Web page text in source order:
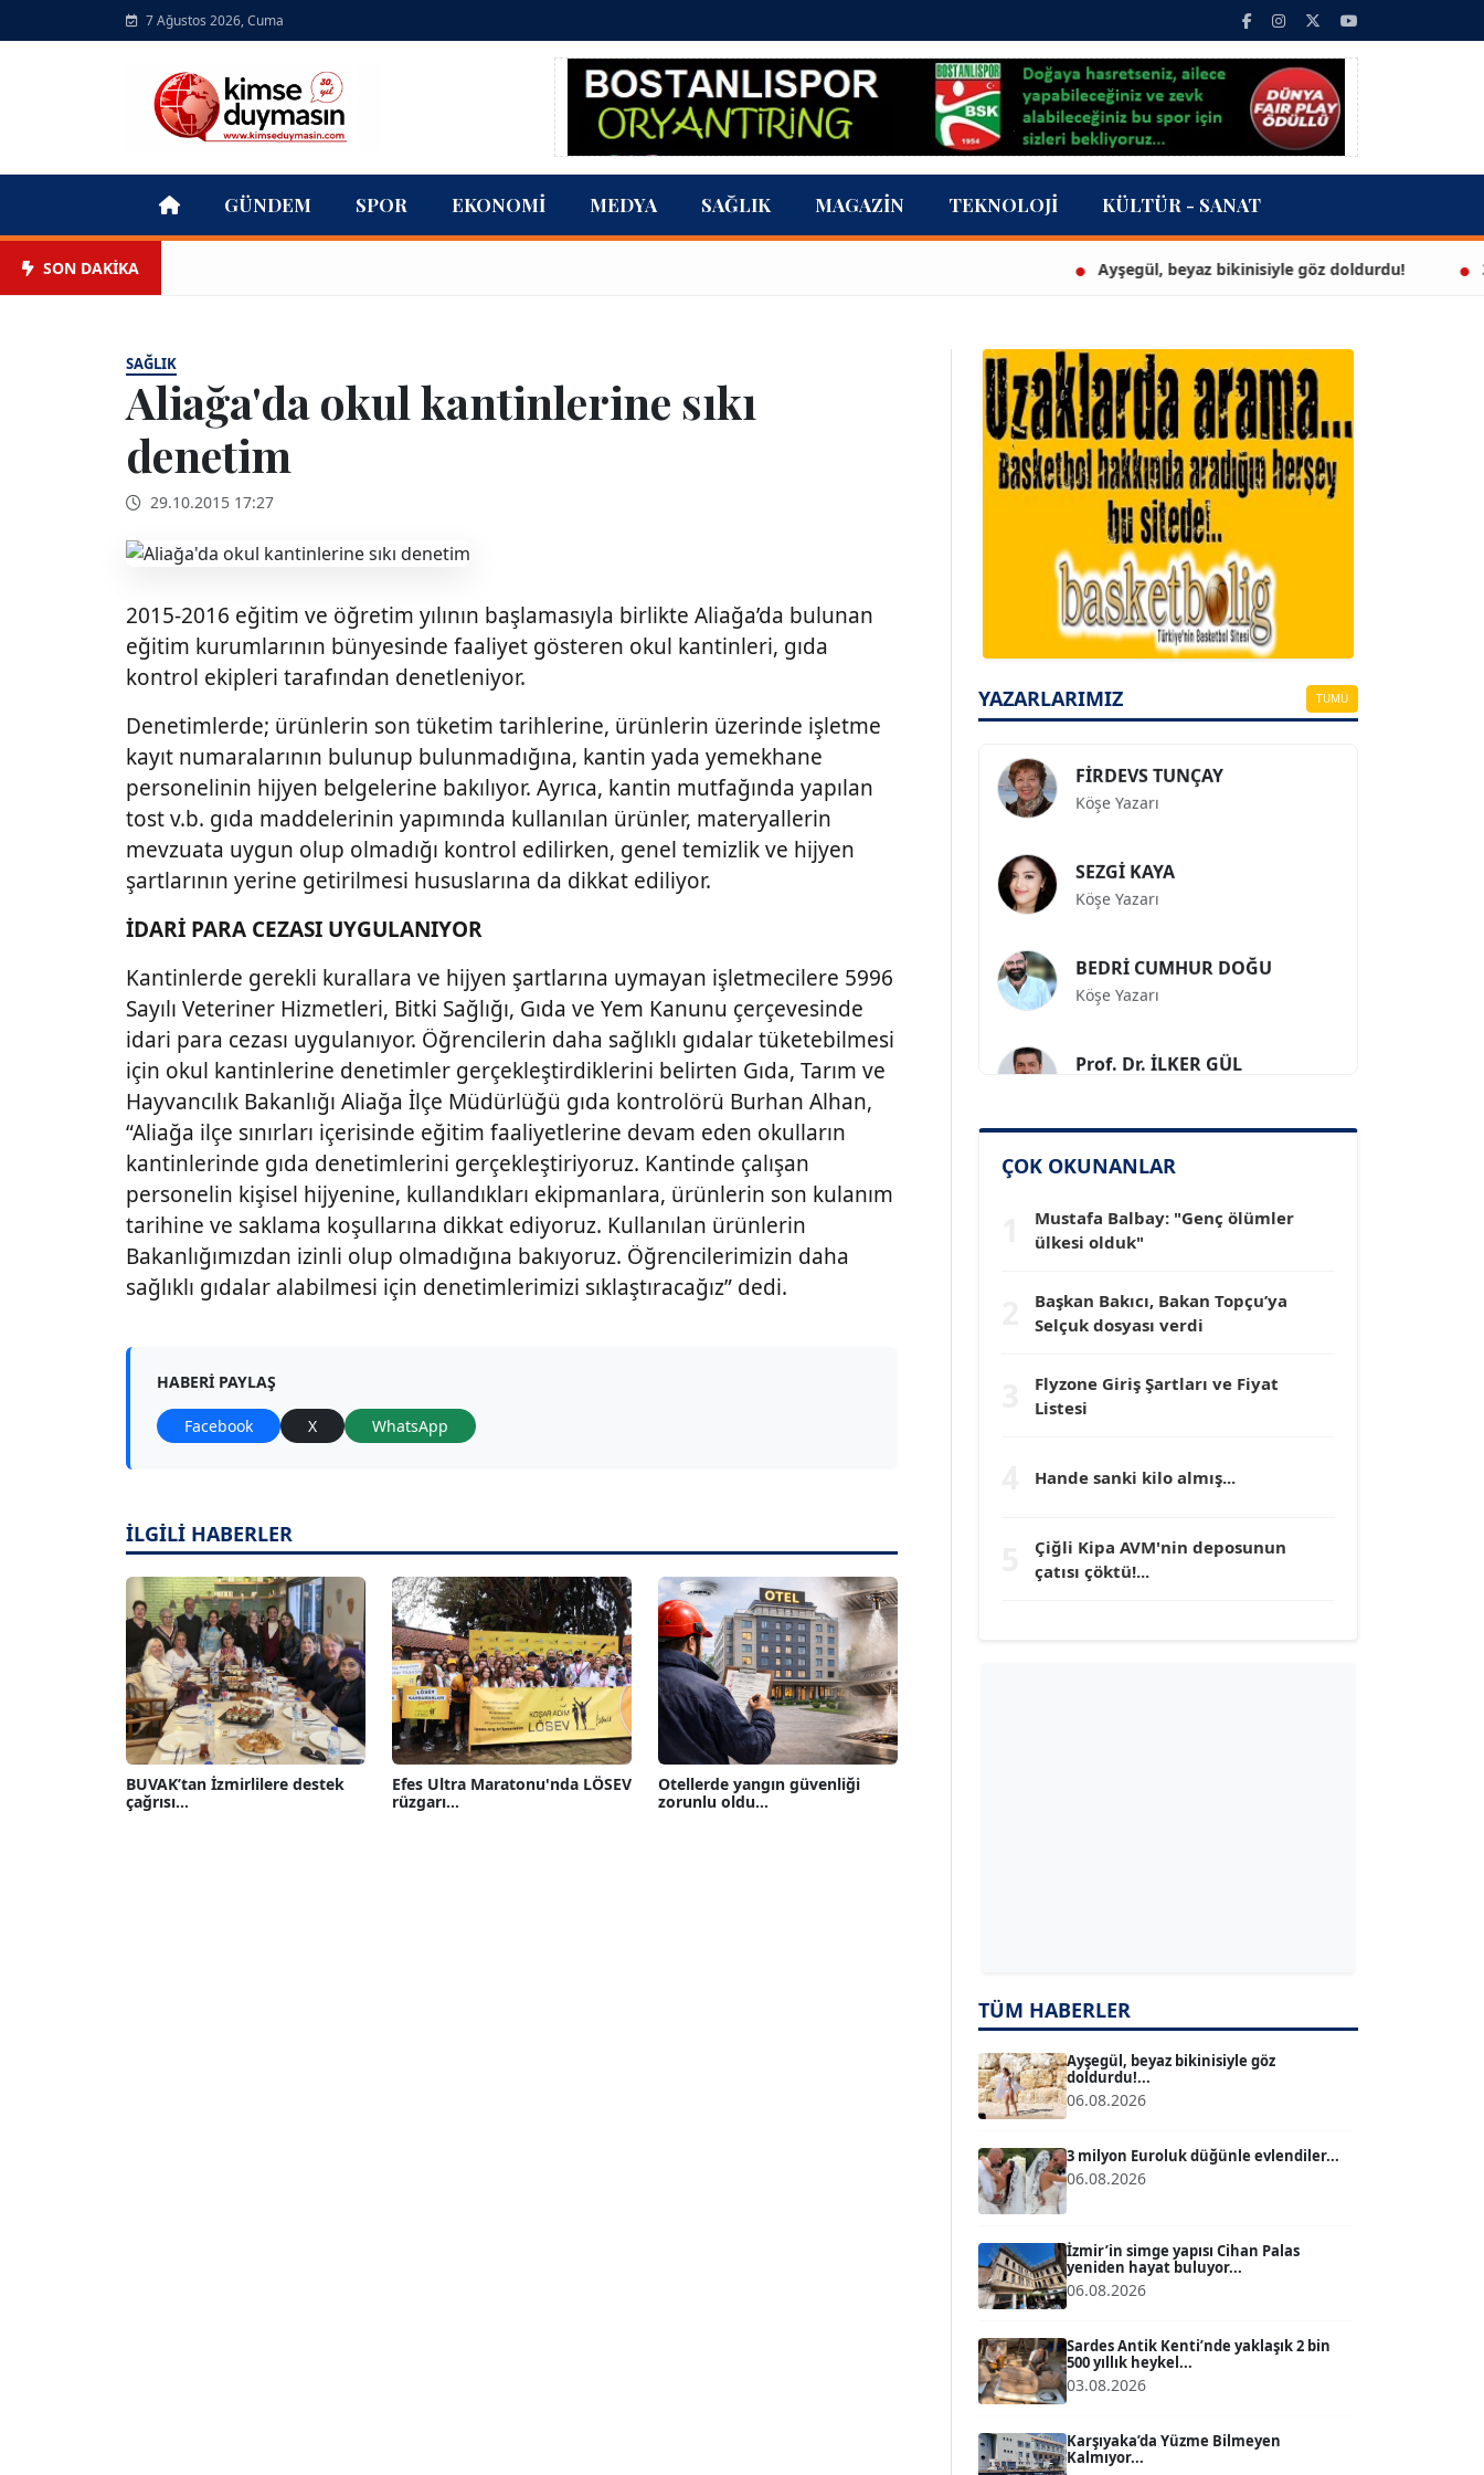
7 Ağustos 2026, Cuma
GÜNDEM SPOR EKONOMI MEDYA SAĞLIK MAGAZIN TEKNOLOJI KÜLTÜR - SANAT
SON DAKİKA Ayşegül, beyaz bikinisiyle göz doldurdu! 3
SAĞLIK
Aliağa'da okul kantinlerine sıkı
denetim
29.10.2015 17:27
2015-2016 eğitim ve öğretim yılının başlamasıyla birlikte Aliağa’da bulunan
eğitim kurumlarının bünyesinde faaliyet gösteren okul kantinleri, gıda
kontrol ekipleri tarafından denetleniyor.
Denetimlerde; ürünlerin son tüketim tarihlerine, ürünlerin üzerinde işletme
kayıt numaralarının bulunup bulunmadığına, kantin yada yemekhane
personelinin hijyen belgelerine bakılıyor. Ayrıca, kantin mutfağında yapılan
tost v.b. gıda maddelerinin yapımında kullanılan ürünler, materyallerin
mevzuata uygun olup olmadığı kontrol edilirken, genel temizlik ve hijyen
şartlarının yerine getirilmesi hususlarına da dikkat ediliyor.
İDARİ PARA CEZASI UYGULANIYOR
Kantinlerde gerekli kurallara ve hijyen şartlarına uymayan işletmecilere 5996
Sayılı Veteriner Hizmetleri, Bitki Sağlığı, Gıda ve Yem Kanunu çerçevesinde
idari para cezası uygulanıyor. Öğrencilerin daha sağlıklı gıdalar tüketebilmesi
için okul kantinlerine denetimler gerçekleştirdiklerini belirten Gıda, Tarım ve
Hayvancılık Bakanlığı Aliağa İlçe Müdürlüğü gıda kontrolörü Burhan Alhan,
“Aliağa ilçe sınırları içerisinde eğitim faaliyetlerine devam eden okulların
kantinlerinde gıda denetimlerini gerçekleştiriyoruz. Kantinde çalışan
personelin kişisel hijyenine, kullandıkları ekipmanlara, ürünlerin son kulanım
tarihine ve saklama koşullarına dikkat ediyoruz. Kullanılan ürünlerin
Bakanlığımızdan izinli olup olmadığına bakıyoruz. Öğrencilerimizin daha
sağlıklı gıdalar alabilmesi için denetimlerimizi sıklaştıracağız” dedi.
HABERI PAYLAŞ
Facebook X WhatsApp
İLGİLİ HABERLER
BUVAK’tan İzmirlilere destek
çağrısı...
Efes Ultra Maratonu'nda LÖSEV
rüzgarı...
Otellerde yangın güvenliği
zorunlu oldu...
YAZARLARIMIZ TÜMÜ
A. BAHRİ VRESKALA
Köşe Yazarı
ESAT ERÇETİNGÖZ
Köşe Yazarı
Köşe Yazarı
Köşe Yazarı
Köşe Yazarı
SİNAN GENÇ
Köşe Yazarı
Dr. HAKAN TARTAN
Prof. Dr. YÜCEL OCAK
Köşe Yazarı
T TUĞÇE TUĞSAVUL BAYSOY
Köşe Yazarı
ATİLLA KÖPRÜLÜOĞLU
MERT ERBOY
B BÜLENT SAĞLAM
ÇOK OKUNANLAR
Mustafa Balbay: "Genç ölümler
ülkesi olduk"
Başkan Bakıcı, Bakan Topçu’ya
Selçuk dosyası verdi
Flyzone Giriş Şartları ve Fiyat
Listesi
Hande sanki kilo almış...
Çiğli Kipa AVM'nin deposunun
çatısı çöktü!...
TÜM HABERLER
Ayşegül, beyaz bikinisiyle göz
doldurdu!...
06.08.2026
3 milyon Euroluk düğünle evlendiler...
06.08.2026
İzmir’in simge yapısı Cihan Palas
yeniden hayat buluyor...
06.08.2026
Sardes Antik Kenti’nde yaklaşık 2 bin
500 yıllık heykel...
03.08.2026
Karşıyaka’da Yüzme Bilmeyen
Kalmıyor...